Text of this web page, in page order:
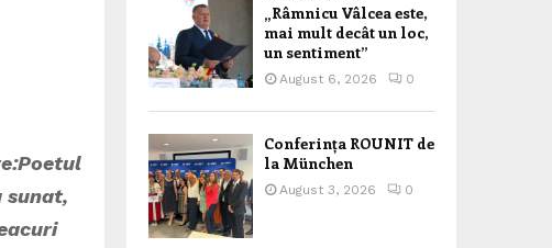
sunat,
„Râmnicu Vâlcea este,
mai mult decât un loc,
un sentiment”
August 6, 2026 0
Conferința ROUNIT de
la München
August 3, 2026 0